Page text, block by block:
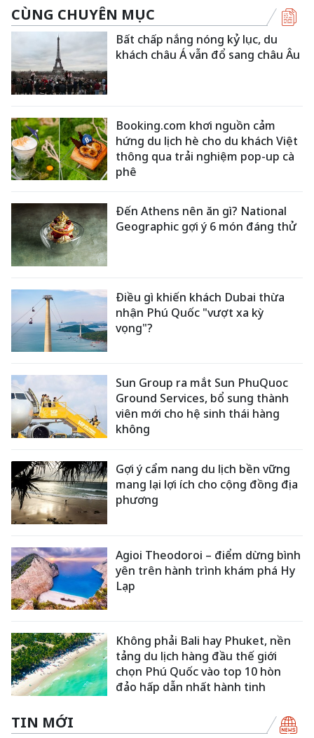
CÙNG CHUYÊN MỤC
Bất chấp nắng nóng kỷ lục, du
khách châu Á vẫn đổ sang châu Âu
Booking.com khơi nguồn cảm
hứng du lịch hè cho du khách Việt
thông qua trải nghiệm pop-up cà
phê
Đến Athens nên ăn gì? National
Geographic gợi ý 6 món đáng thử
Điều gì khiến khách Dubai thừa
nhận Phú Quốc "vượt xa kỳ
vọng"?
Sun Group ra mắt Sun PhuQuoc
Ground Services, bổ sung thành
viên mới cho hệ sinh thái hàng
không
Gợi ý cẩm nang du lịch bền vững
mang lại lợi ích cho cộng đồng địa
phương
Agioi Theodoroi – điểm dừng bình
yên trên hành trình khám phá Hy
Lạp
Không phải Bali hay Phuket, nền
tảng du lịch hàng đầu thế giới
chọn Phú Quốc vào top 10 hòn
đảo hấp dẫn nhất hành tinh
TIN MỚI